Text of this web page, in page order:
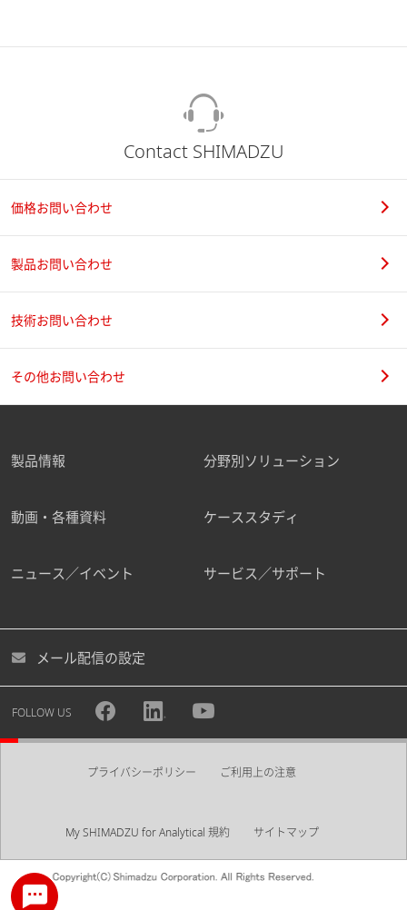
Contact SHIMADZU
価格お問い合わせ
製品お問い合わせ
技術お問い合わせ
その他お問い合わせ
製品情報 分野別ソリューション
動画・各種資料 ケーススタディ
ニュース／イベント サービス／サポート
メール配信の設定
FOLLOW US
プライバシーポリシー ご利用上の注意
My SHIMADZU for Analytical 規約 サイトマップ